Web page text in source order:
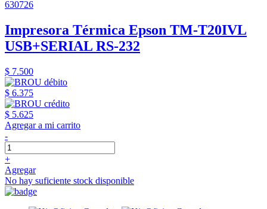
630726
Impresora Térmica Epson TM-T20IVL
USB+SERIAL RS-232
$ 7.500
$ 6.375
$ 5.625
Agregar a mi carrito
-
+
Agregar
No hay suficiente stock disponible